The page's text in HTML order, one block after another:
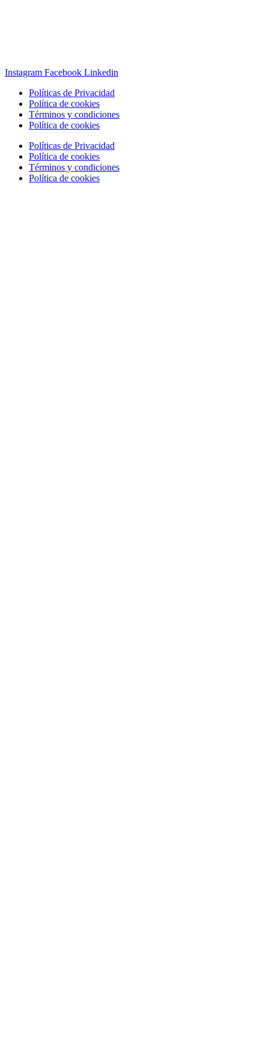
Instagram Facebook Linkedin
Políticas de Privacidad
Política de cookies
Términos y condiciones
Política de cookies
Políticas de Privacidad
Política de cookies
Términos y condiciones
Política de cookies